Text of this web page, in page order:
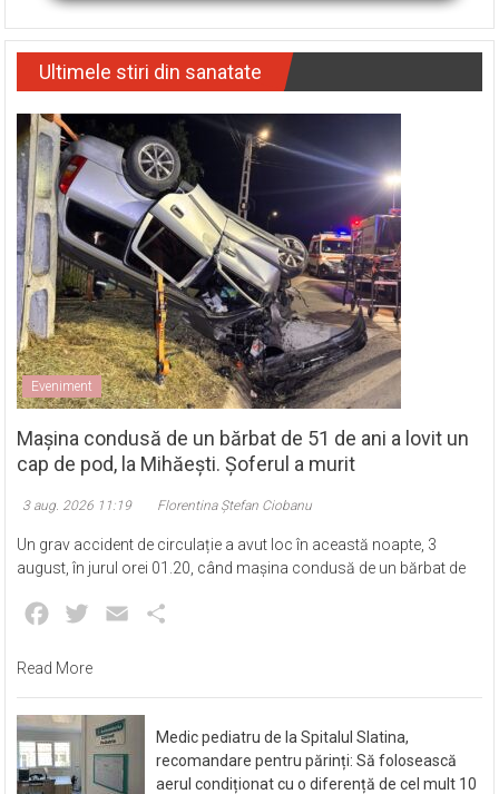
Ultimele stiri din sanatate
Eveniment
Mașina condusă de un bărbat de 51 de ani a lovit un
cap de pod, la Mihăești. Șoferul a murit
3 aug. 2026 11:19 Florentina Ștefan Ciobanu
Un grav accident de circulație a avut loc în această noapte, 3
august, în jurul orei 01.20, când mașina condusă de un bărbat de
Facebook
Twitter Email
Read More
Medic pediatru de la Spitalul Slatina,
recomandare pentru părinți: Să folosească
aerul condiționat cu o diferență de cel mult 10